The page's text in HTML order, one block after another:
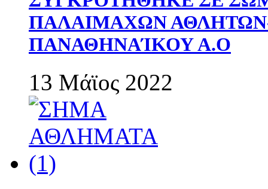
ΠΑΛΑΙΜΑΧΩΝ
ΠΑΝΑΘΗΝΑΊΚΟΥ Α.Ο
13 Μάϊος 2022